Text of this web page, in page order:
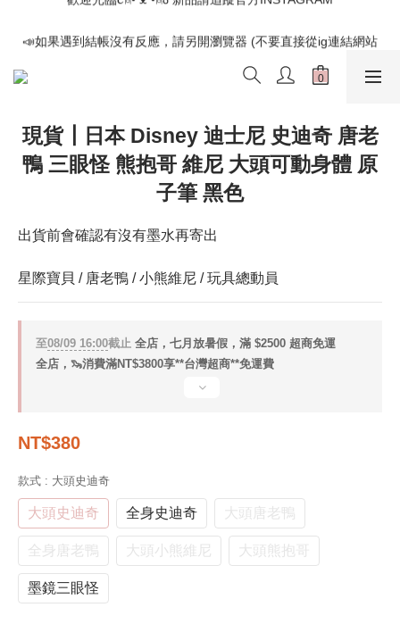
下單)
📣如果遇到結帳沒有反應，請另開瀏覽器 (不要直接從ig連結網站
下單)
現貨┃日本 Disney 迪士尼 史迪奇 唐老
鴨 三眼怪 熊抱哥 維尼 大頭可動身體 原
子筆 黑色
出貨前會確認有沒有墨水再寄出
星際寶貝 / 唐老鴨 / 小熊維尼 / 玩具總動員
至08/09 16:00截止 全店，七月放暑假，滿 $2500 超商免運
全店，🦦消費滿NT$3800享**台灣超商**免運費
NT$380
款式 : 大頭史迪奇
大頭史迪奇 全身史迪奇 大頭唐老鴨
全身唐老鴨 大頭小熊維尼 大頭熊抱哥
墨鏡三眼怪